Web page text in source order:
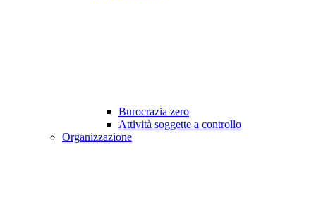
Burocrazia zero
Attività soggette a controllo
Organizzazione